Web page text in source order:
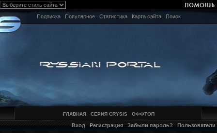
Подписка Популярное Статистика Карта сайта Поиск
ГЛАВНАЯ СЕРИЯ CRYSIS ОФФТОП
Вход Регистрация Забыли пароль? Пользователи